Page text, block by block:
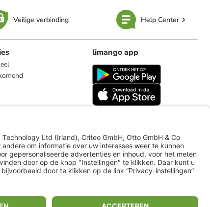
Veilige verbinding Help Center
limango app
limango.de limango.pl